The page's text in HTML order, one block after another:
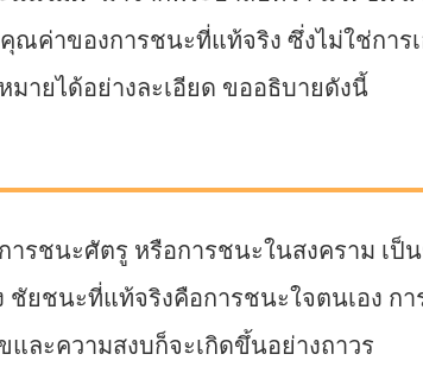
ค่าของการชนะที่แท้จริง ซึ่งไม่ใช่การ
มายได้อย่างละเอียด ขออธิบายดังนี้
ชนะศัตรู หรือการชนะในสงคราม เป็
ยชนะที่แท้จริงคือการชนะใจตนเอง ก
ละความสงบก็จะเกิดขึ้นอย่างถาวร